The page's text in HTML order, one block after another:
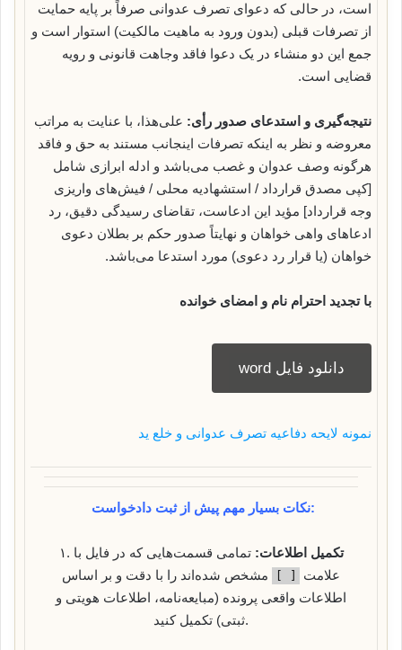
است، در حالی که دعوای تصرف عدوانی صرفاً بر پایه حمایت
از تصرفات قبلی (بدون ورود به ماهیت مالکیت) استوار است و
جمع این دو منشاء در یک دعوا فاقد وجاهت قانونی و رویه
قضایی است.
نتیجه‌گیری و استدعای صدور رأی: علی‌هذا، با عنایت به مراتب
معروضه و نظر به اینکه تصرفات اینجانب مستند به حق و فاقد
هرگونه وصف عدوان و غصب می‌باشد و ادله ابرازی شامل
[کپی مصدق قرارداد / استشهادیه محلی / فیش‌های واریزی
وجه قرارداد] مؤید این ادعاست، تقاضای رسیدگی دقیق، رد
ادعاهای واهی خواهان و نهایتاً صدور حکم بر بطلان دعوی
خواهان (یا قرار رد دعوی) مورد استدعا می‌باشد.
با تجدید احترام نام و امضای خوانده
دانلود فایل word
نمونه لایحه دفاعیه تصرف عدوانی و خلع ید
نکات بسیار مهم پیش از ثبت دادخواست:
۱. تکمیل اطلاعات: تمامی قسمت‌هایی که در فایل با
علامت
مشخص شده‌اند را با دقت و بر اساس
اطلاعات واقعی پرونده (مبایعه‌نامه، اطلاعات هویتی و
ثبتی) تکمیل کنید.